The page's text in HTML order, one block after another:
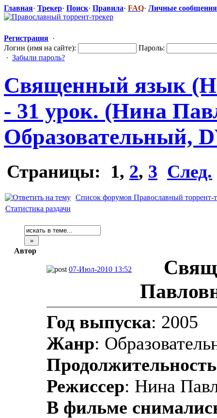
Главная· Трекер· Поиск· Правила· FAQ· Личные сообщения
Регистрация ·
Логин (имя на сайте):
Пароль:
· Забыли пароль?
Священный язык
- 31 урок. (Нина
Образователь​ный,
Страницы: 1, 2, 3 След.
Список форумов Православный торрент-
Статистика раздачи
Автор
07-Июл-2010 13:52
Год выпуска: 2005
Жанр:
Продолжительность
Режиссер: Нина
В фильме